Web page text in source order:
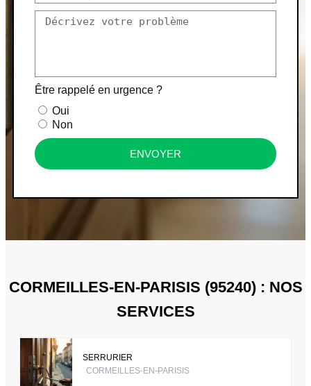
Être rappelé en urgence ?
Oui
Non
ENVOYER
CORMEILLES-EN-PARISIS (95240) : NOS
SERVICES
SERRURIER
CORMEILLES-EN-PARISIS